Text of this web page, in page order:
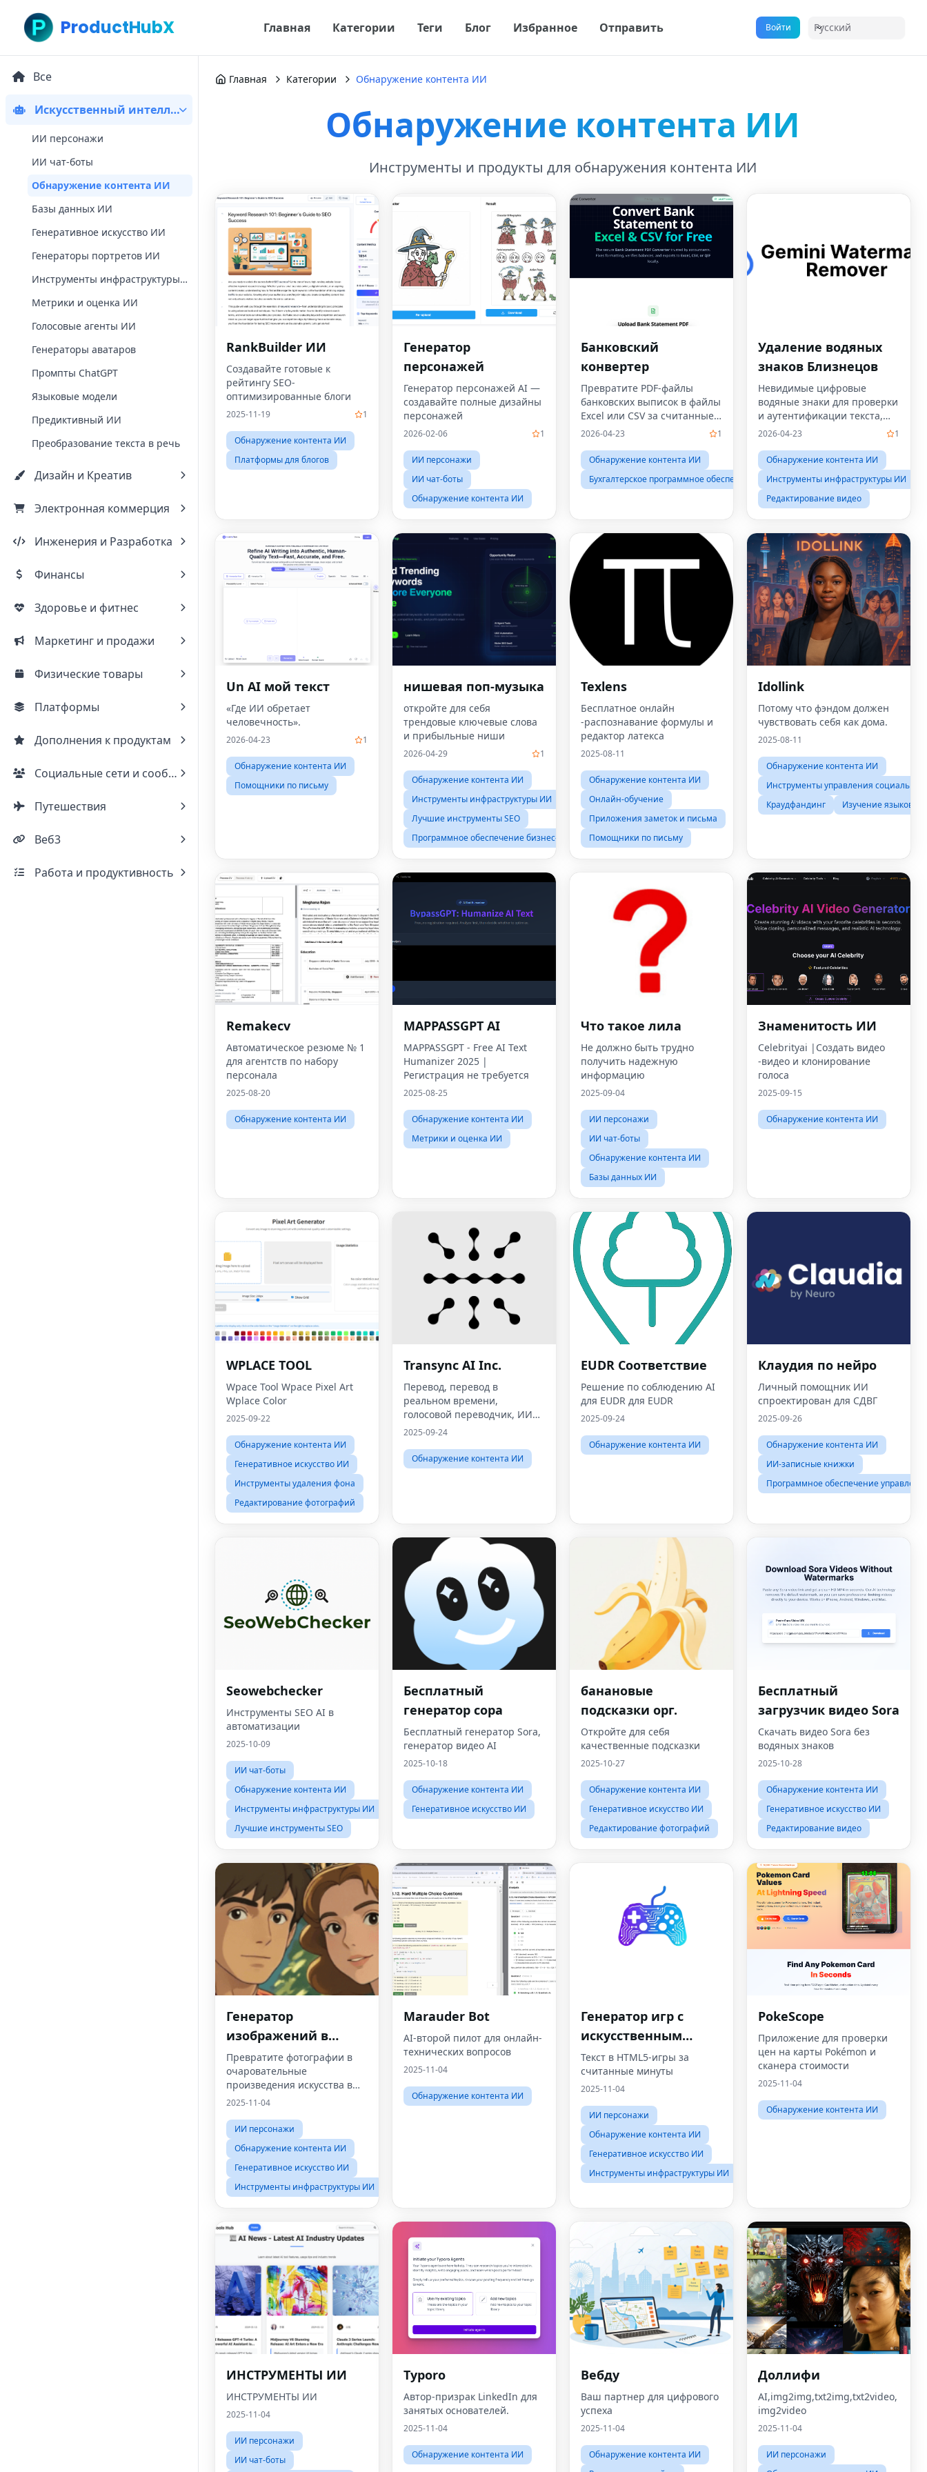
ProductHubX Главная Категории Теги Блог Избранное Отправить Войти Русский
Все
Искусственный интеллект
ИИ персонажи
ИИ чат-боты
Обнаружение контента ИИ
Базы данных ИИ
Генеративное искусство ИИ
Генераторы портретов ИИ
Инструменты инфраструктуры ИИ
Метрики и оценка ИИ
Голосовые агенты ИИ
Генераторы аватаров
Промпты ChatGPT
Языковые модели
Предиктивный ИИ
Преобразование текста в речь
Дизайн и Креатив
Электронная коммерция
Инженерия и Разработка
Финансы
Здоровье и фитнес
Маркетинг и продажи
Физические товары
Платформы
Дополнения к продуктам
Социальные сети и сообщества
Путешествия
Веб3
Работа и продуктивность
Главная Категории Обнаружение контента ИИ
Обнаружение контента ИИ
Инструменты и продукты для обнаружения контента ИИ
RankBuilder ИИ
Создавайте готовые к
рейтингу SEO-
оптимизированные блоги
2025-11-19 1
Обнаружение контента ИИ
Платформы для блогов
Генератор
персонажей
Генератор персонажей AI —
создавайте полные дизайны
персонажей
2026-02-06 1
ИИ персонажи
ИИ чат-боты
Обнаружение контента ИИ
Банковский
конвертер
Превратите PDF-файлы
банковских выписок в файлы
Excel или CSV за считанные
секунды.
2026-04-23 1
Обнаружение контента ИИ
Бухгалтерское программное обеспечение
Удаление водяных
знаков Близнецов
Невидимые цифровые
водяные знаки для проверки
и аутентификации текста,
сгенерированного
2026-04-23 1
Обнаружение контента ИИ
Инструменты инфраструктуры ИИ
Редактирование видео
Un AI мой текст
«Где ИИ обретает
человечность».
2026-04-23 1
Обнаружение контента ИИ
Помощники по письму
нишевая поп-музыка
откройте для себя
трендовые ключевые слова
и прибыльные ниши
2026-04-29 1
Обнаружение контента ИИ
Инструменты инфраструктуры ИИ
Лучшие инструменты SEO
Программное обеспечение бизнес-аналитики
Texlens
Бесплатное онлайн
-распознавание формулы и
редактор латекса
2025-08-11
Обнаружение контента ИИ
Онлайн-обучение
Приложения заметок и письма
Помощники по письму
Idollink
Потому что фэндом должен
чувствовать себя как дома.
2025-08-11
Обнаружение контента ИИ
Инструменты управления
Краудфандинг
Изучение языков
Remakecv
Автоматическое резюме № 1
для агентств по набору
персонала
2025-08-20
Обнаружение контента ИИ
MAPPASSGPT AI
MAPPASSGPT - Free AI Text
Humanizer 2025 |
Регистрация не требуется
2025-08-25
Обнаружение контента ИИ
Метрики и оценка ИИ
Что такое лила
Не должно быть трудно
получить надежную
информацию
2025-09-04
ИИ персонажи
ИИ чат-боты
Обнаружение контента ИИ
Базы данных ИИ
Знаменитость ИИ
Celebrityai |Создать видео
-видео и клонирование
голоса
2025-09-15
Обнаружение контента ИИ
WPLACE TOOL
Wpace Tool Wpace Pixel Art
Wplace Color
2025-09-22
Обнаружение контента ИИ
Генеративное искусство ИИ
Инструменты удаления фона
Редактирование фотографий
Transync AI Inc.
Перевод, перевод в
реальном времени,
голосовой переводчик, ИИ
переводчик, английский,
корейский, французский
2025-09-24
Обнаружение контента ИИ
EUDR Соответствие
Решение по соблюдению AI
для EUDR для EUDR
2025-09-24
Обнаружение контента ИИ
Клаудия по нейро
Личный помощник ИИ
спроектирован для СДВГ
2025-09-26
Обнаружение контента ИИ
ИИ-записные книжки
Программное обеспечение
Seowebchecker
Инструменты SEO AI в
автоматизации
2025-10-09
ИИ чат-боты
Обнаружение контента ИИ
Инструменты инфраструктуры ИИ
Лучшие инструменты SEO
Бесплатный
генератор сора
Бесплатный генератор Sora,
генератор видео AI
2025-10-18
Обнаружение контента ИИ
Генеративное искусство ИИ
банановые
подсказки орг.
Откройте для себя
качественные подсказки
2025-10-27
Обнаружение контента ИИ
Генеративное искусство ИИ
Редактирование фотографий
Бесплатный
загрузчик видео Sora
Скачать видео Sora без
водяных знаков
2025-10-28
Обнаружение контента ИИ
Генеративное искусство ИИ
Редактирование видео
Генератор
изображений в
стиле Ghibli
Превратите фотографии в
очаровательные
произведения искусства в
стиле Studio Ghibli.
2025-11-04
ИИ персонажи
Обнаружение контента ИИ
Генеративное искусство ИИ
Инструменты инфраструктуры ИИ
Marauder Bot
AI-второй пилот для онлайн-
технических вопросов
2025-11-04
Обнаружение контента ИИ
Генератор игр с
искусственным
интеллектом
Текст в HTML5-игры за
считанные минуты
2025-11-04
ИИ персонажи
Обнаружение контента ИИ
Генеративное искусство ИИ
Инструменты инфраструктуры ИИ
PokeScope
Приложение для проверки
цен на карты Pokémon и
сканера стоимости
2025-11-04
Обнаружение контента ИИ
ИНСТРУМЕНТЫ ИИ
ИНСТРУМЕНТЫ ИИ
2025-11-04
ИИ персонажи
ИИ чат-боты
Typoro
Автор-призрак LinkedIn для
занятых основателей.
2025-11-04
Обнаружение контента ИИ
Вебду
Ваш партнер для цифрового
успеха
2025-11-04
Обнаружение контента ИИ
Доллифи
AI,img2img,txt2img,txt2video,
img2video
2025-11-04
ИИ персонажи